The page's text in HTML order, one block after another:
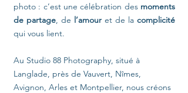
photo : c’est une célébration des moments
de partage, de l’amour et de la complicité
qui vous lient.
Au Studio 88 Photography, situé à
Langlade, près de Vauvert, Nîmes,
Avignon, Arles et Montpellier, nous créons